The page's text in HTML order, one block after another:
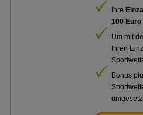
Ihre
100 Euro
Um mit
Ihren
Bonus